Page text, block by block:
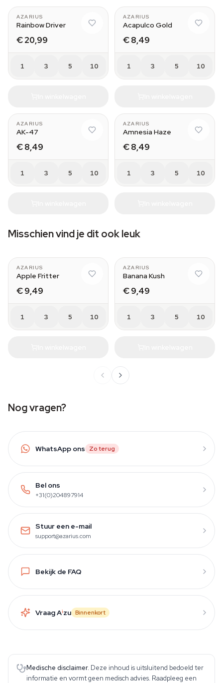
AZARIUS
Rainbow Driver
€ 20,99
1 3 5 10
AZARIUS
Acapulco Gold
€ 8,49
1 3 5 10
AZARIUS
AK-47
€ 8,49
1 3 5 10
AZARIUS
Amnesia Haze
€ 8,49
1 3 5 10
Misschien vind je dit ook leuk
AZARIUS
Apple Fritter
€ 9,49
1 3 5 10
AZARIUS
Banana Kush
€ 9,49
1 3 5 10
Nog vragen?
WhatsApp ons Zo terug
Bel ons
+31(0)204897914
Stuur een e-mail
support@azarius.com
Bekijk de FAQ
Vraag Aizu Binnenkort
Medische disclaimer. Deze inhoud is uitsluitend bedoeld ter
informatie en vormt geen medisch advies. Raadpleeg een